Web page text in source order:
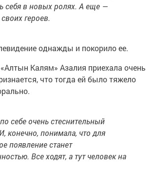
себя в новых ролях. А еще —
героев.
однажды и покорило ее.
Калям» Азалия приехала очень
что тогда ей было тяжело
себе очень стеснительный
конечно, понимала, что для
появление станет
Все ходят, а тут человек на